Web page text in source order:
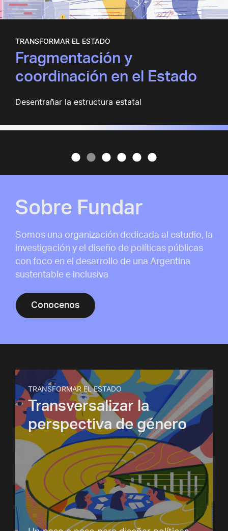
TRANSFORMAR EL ESTADO
Fragmentación y
coordinación en el Estado
Desentrañar la estructura estatal
Sobre Fundar
Somos una organización dedicada al estudio, la
investigación y el diseño de políticas públicas
con foco en el desarrollo de una Argentina
sustentable e inclusiva
Conocenos
TRANSFORMAR EL ESTADO
Transversalizar la
perspectiva de género